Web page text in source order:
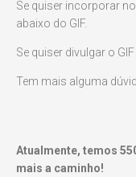
Se quiser incorporar
abaixo do GIF.
Se quiser divulgar o
Tem mais alguma
Atualmente, temos
mais a caminho!